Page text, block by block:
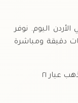
نصف الجنيه الذهب عيار ٢١ في الأردن اليوم. نوفر
دقيقة ومباشرة